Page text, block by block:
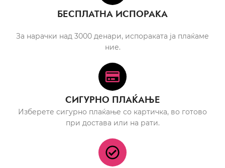
БЕСПЛАТНА ИСПОРАКА
За нарачки над 3000 денари, испораката ја плаќаме
ние.
СИГУРНО ПЛАЌАЊЕ
Изберете сигурно плаќање со картичка, во готово
при достава или на рати.